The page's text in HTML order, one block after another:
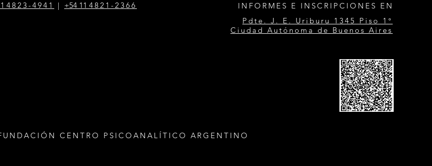
1 4823-4941 | +54 1 1 4821-2366
INFORMES E INSCRIPCIONES EN
Pdte. J. E. Uriburu 1345 Piso 1°
Ciudad Autónoma de Buenos Aires
CENTRO PSICOANALÍTICO ARGENTINO